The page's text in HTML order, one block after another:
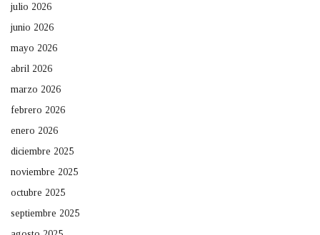
julio 2026
junio 2026
mayo 2026
abril 2026
marzo 2026
febrero 2026
enero 2026
diciembre 2025
noviembre 2025
octubre 2025
septiembre 2025